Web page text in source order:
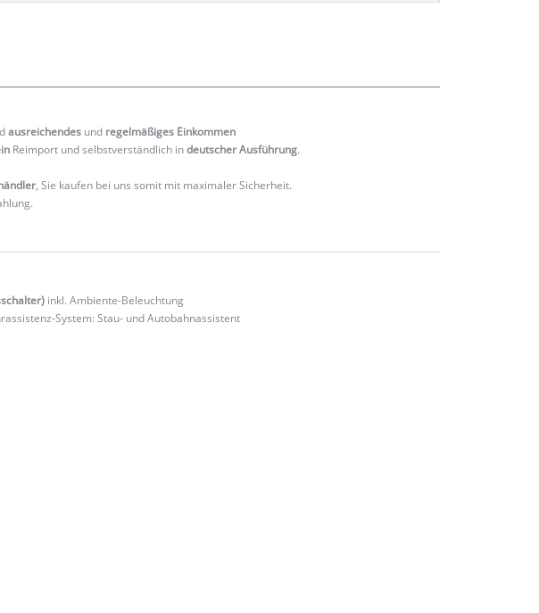
ausreichendes und regelmäßiges Einkommen
Reimport und selbstverständlich indeutscher Ausführung.
, Sie kaufen bei uns somit mit maximaler Sicherheit.
inkl. Ambiente-Beleuchtung
System: Stau- und Autobahnassistent